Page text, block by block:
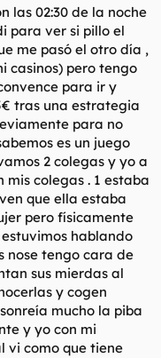
las 02:30 de la noche
para ver si pillo el
me pasó el otro día ,
casinos) pero tengo
para ir y
tras una estrategia
para no
es un juego
2 colegas y yo a
mis colegas . 1 estaba
que ella estaba
pero físicamente
hablando
nose tengo cara de
sus mierdas al
y cogen
mucho la piba
y yo con mi
vi como que tiene